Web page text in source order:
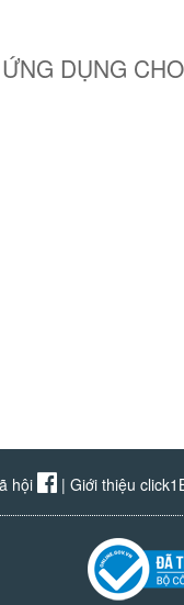
DỤNG
hội | Giới thiệu